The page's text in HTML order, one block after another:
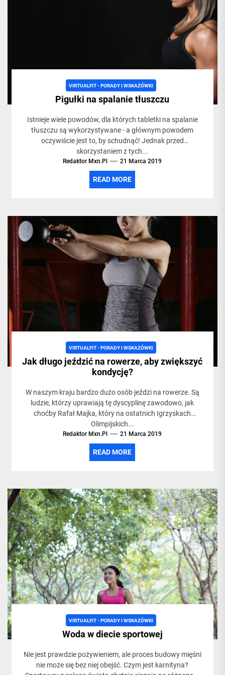
VIRTUALFIT - PORADY I WSKAZÓWKI
Pigułki na spalanie tłuszczu
Istnieje wiele powodów, dla których tabletki na spalanie
tłuszczu są wykorzystywane - a głównym powodem
oczywiście jest to, by schudnąć! Jednak przed
skorzystaniem z tych...
Redaktor Mxn.pl 21 Marca 2019
READ MORE
VIRTUALFIT - PORADY I WSKAZÓWKI
Jak długo jeździć na rowerze, aby zwiększyć
kondycję?
W naszym kraju bardzo dużo osób jeździ na rowerze. Są
ludzie, którzy uprawiają tę dyscyplinę zawodowo, jak
choćby Rafał Majka, który na ostatnich Igrzyskach
Olimpijskich...
Redaktor Mxn.pl 21 Marca 2019
READ MORE
VIRTUALFIT - PORADY I WSKAZÓWKI
Woda w diecie sportowej
Nie jest prawdzie pożywieniem, ale proces budowy mięśni
nie może się bez niej obejść. Czym jest karnityna?